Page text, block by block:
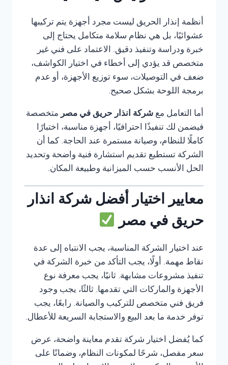
أنظمة إنذار الحريق ليست مجرد أجهزة يتم تركيبها
عشوائيًا، بل هي نظام سلامة متكامل يحتاج إلى
خبرة ودراسة وتنفيذ دقيق. الاعتماد على فني غير
متخصص قد يؤدي إلى أخطاء في اختيار الكواشف،
ضعف في التوصيلات، سوء توزيع الأجهزة، أو عدم
برمجة اللوحة بشكل صحيح.
أما التعامل مع شركة انذار حريق في مصر متخصصة
فيضمن لك تنفيذًا احترافيًا، أجهزة مناسبة، اختبارًا
كاملًا للنظام، وصيانة مستمرة عند الحاجة. كما أن
الشركة تستطيع تقديم استشارة فنية واضحة وتحديد
الحل الأنسب حسب الميزانية وطبيعة المكان.
معايير اختيار أفضل شركة انذار
حريق في مصر
عند اختيار الشركة المناسبة، يجب الانتباه إلى عدة
نقاط مهمة. أولًا، يجب التأكد من خبرة الشركة في
تنفيذ مشروعات مشابهة. ثانيًا، يجب معرفة نوع
الأجهزة والماركات التي تقدمها. ثالثًا، يجب وجود
فريق فني متخصص للتركيب والصيانة. رابعًا، يجب
توفر خدمة ما بعد البيع والاستجابة السريعة للأعطال.
كما يُفضل اختيار شركة تقدم معاينة واضحة، عرض
سعر مفصل، شرحًا لمكونات النظام، وضمانًا على